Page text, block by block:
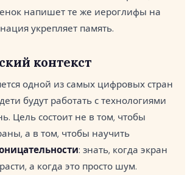
напишет те же иероглифы на
укрепляет память.
контекст
одной из самых цифровых стран
будут работать с технологиями
Цель состоит не в том, чтобы
а в том, чтобы научить
: знать, когда экран
а когда это просто шум.